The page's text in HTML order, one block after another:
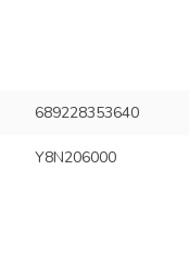
689228353640
Y8N206000